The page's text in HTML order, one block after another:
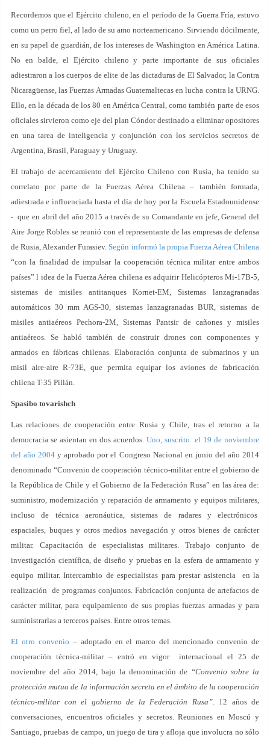
Recordemos que el Ejército chileno, en el período de la Guerra Fría, estuvo
como un perro fiel, al lado de su amo norteamericano. Sirviendo dócilmente,
en su papel de guardián, de los intereses de Washington en América Latina.
No en balde, el Ejército chileno y parte importante de sus oficiales
adiestraron a los cuerpos de elite de las dictaduras de El Salvador, la Contra
Nicaragüense, las Fuerzas Armadas Guatemaltecas en lucha contra la URNG.
Ello, en la década de los 80 en América Central, como también parte de esos
oficiales sirvieron como eje del plan Cóndor destinado a eliminar opositores
en una tarea de inteligencia y conjunción con los servicios secretos de
Argentina, Brasil, Paraguay y Uruguay.
El trabajo de acercamiento del Ejército Chileno con Rusia, ha tenido su
correlato por parte de la Fuerzas Aérea Chilena – también formada,
adiestrada e influenciada hasta el día de hoy por la Escuela Estadounidense
- que en abril del año 2015 a través de su Comandante en jefe, General del
Aire Jorge Robles se reunió con el representante de las empresas de defensa
de Rusia, Alexander Furasiev.Según informó la propia Fuerza Aérea Chilena
“con la finalidad de impulsar la cooperación técnica militar entre ambos
países” l idea de la Fuerza Aérea chilena es adquirir Helicópteros Mi-17B-5,
sistemas de misiles antitanques Kornet-EM, Sistemas lanzagranadas
automáticos 30 mm AGS-30, sistemas lanzagranadas BUR, sistemas de
misiles antiaéreos Pechora-2M, Sistemas Pantsir de cañones y misiles
antiaéreos. Se habló también de construir drones con componentes y
armados en fábricas chilenas. Elaboración conjunta de submarinos y un
misil aire-aire R-73E, que permita equipar los aviones de fabricación
chilena T-35 Pillán.
Spasibo tovarishch
Las relaciones de cooperación entre Rusia y Chile, tras el retorno a la
democracia se asientan en dos acuerdos. Uno, suscrito el 19 de noviembre
del año 2004 y aprobado por el Congreso Nacional en junio del año 2014
denominado “Convenio de cooperación técnico-militar entre el gobierno de
la República de Chile y el Gobierno de la Federación Rusa” en las área de:
suministro, modernización y reparación de armamento y equipos militares,
incluso de técnica aeronáutica, sistemas de radares y electrónicos
espaciales, buques y otros medios navegación y otros bienes de carácter
militar. Capacitación de especialistas militares. Trabajo conjunto de
investigación científica, de diseño y pruebas en la esfera de armamento y
equipo militar. Intercambio de especialistas para prestar asistencia en la
realización de programas conjuntos. Fabricación conjunta de artefactos de
carácter militar, para equipamiento de sus propias fuerzas armadas y para
suministrarlas a terceros países. Entre otros temas.
El otro convenio – adoptado en el marco del mencionado convenio de
cooperación técnica-militar – entró en vigor internacional el 25 de
noviembre del año 2014, bajo la denominación de “Convenio sobre la
protección mutua de la información secreta en el ámbito de la cooperación
técnico-militar con el gobierno de la Federación Rusa”. 12 años de
conversaciones, encuentros oficiales y secretos. Reuniones en Moscú y
Santiago, pruebas de campo, un juego de tira y afloja que involucra no sólo